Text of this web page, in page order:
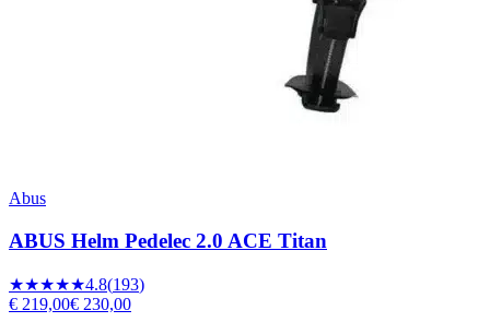
Abus
ABUS Helm Pedelec 2.0 ACE Titan
★★★★★4.8(193)
€ 219,00€ 230,00